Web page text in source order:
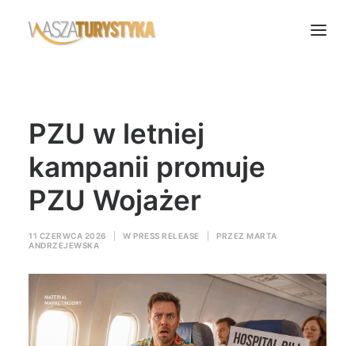
Biura podróży
Transport
Noclegi
Polska
Świat
Rok Kobiet
Wasze Podróże
PZU w letniej
kampanii promuje
PZU Wojażer
11 CZERWCA 2026 W PRESS RELEASE PRZEZ MARTA
ANDRZEJEWSKA